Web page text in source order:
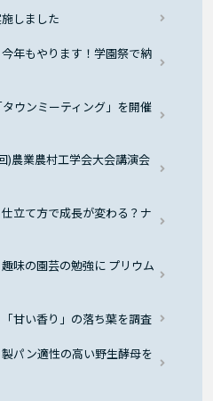
しました
年もやります！学園祭で納
ウンミーティング」を開催
)農業農村工学会大会講演会
立て方で成長が変わる？ナ
味の園芸の勉強に プリウム
甘い香り」の落ち葉を調査
パン適性の高い野生酵母を